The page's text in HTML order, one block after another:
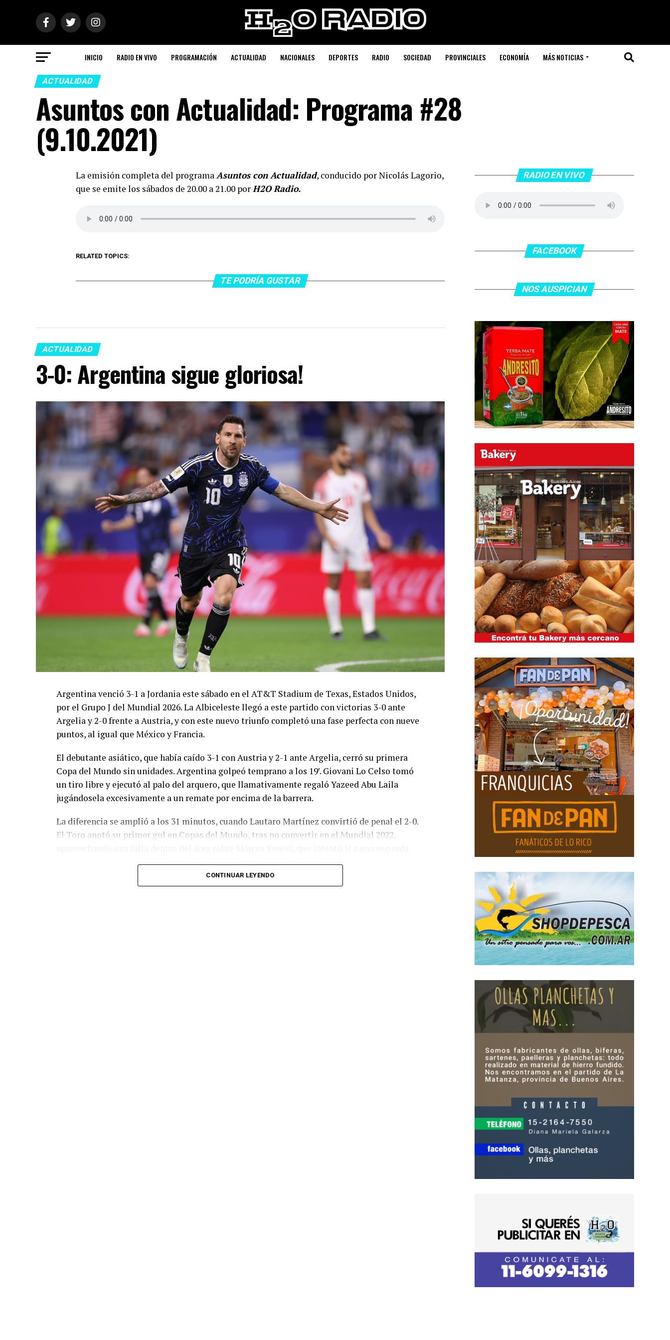
INICIO RADIO EN VIVO PROGRAMACIÓN ACTUALIDAD NACIONALES DEPORTES RADIO SOCIEDAD PROVINCIALES ECONOMÍA MÁS NOTICIAS
ACTUALIDAD
Asuntos con Actualidad: Programa #28
(9.10.2021)
La emisión completa del programaAsuntos con Actualidad, conducido por Nicolás Lagorio,
que se emite los sábados de 20.00 a 21.00 porH2O Radio.
RELATED TOPICS:
TE PODRÍA GUSTAR
ACTUALIDAD
3-0: Argentina sigue gloriosa!
Argentina venció 3-1 a Jordania este sábado en el AT&T Stadium de Texas, Estados Unidos,
por el Grupo J del Mundial 2026. La Albiceleste llegó a este partido con victorias 3-0 ante
Argelia y 2-0 frente a Austria, y con este nuevo triunfo completó una fase perfecta con nueve
puntos, al igual que México y Francia.
El debutante asiático, que había caído 3-1 con Austria y 2-1 ante Argelia, cerró su primera
Copa del Mundo sin unidades. Argentina golpeó temprano a los 19′. Giovani Lo Celso tomó
un tiro libre y ejecutó al palo del arquero, que llamativamente regaló Yazeed Abu Laila
jugándosela excesivamente a un remate por encima de la barrera.
La diferencia se amplió a los 31 minutos, cuando Lautaro Martínez convirtió de penal el 2-0.
El Toro anotó su primer gol en Copas del Mundo, tras no convertir en el Mundial 2022,
pelota luego de un tiro en el travesaño del delanatero del Inter, pero se terminó llevando una
CONTINUAR LEYENDO
RADIO EN VIVO
FACEBOOK
NOS AUSPICIAN